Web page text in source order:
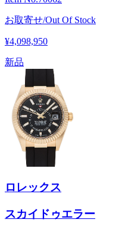
お取寄せ/Out Of Stock
¥4,098,950
新品
ロレックス
スカイドゥエラー